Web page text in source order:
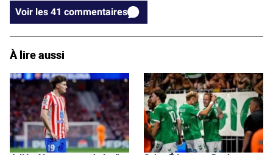
Voir les 41 commentaires
À lire aussi